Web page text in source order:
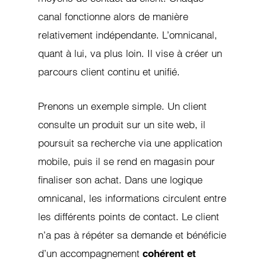
canal fonctionne alors de manière
relativement indépendante. L’omnicanal,
quant à lui, va plus loin. Il vise à créer un
parcours client continu et unifié.
Prenons un exemple simple. Un client
consulte un produit sur un site web, il
poursuit sa recherche via une application
mobile, puis il se rend en magasin pour
finaliser son achat. Dans une logique
omnicanal, les informations circulent entre
les différents points de contact. Le client
n’a pas à répéter sa demande et bénéficie
d’un accompagnementcohérent et